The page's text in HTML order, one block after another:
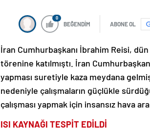
0
BEĞENDİM ABONE OL
İran Cumhurbaşkanı İbrahim Reisi,
törenine katılmıştı. İran
yapması suretiyle kaza meydana
nedeniyle çalışmaların güçlükle
çalışması yapmak için insansız hava
ISI KAYNAĞI TESPİT EDİLDİ